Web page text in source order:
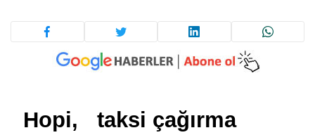
Hopi, taksi çağırma